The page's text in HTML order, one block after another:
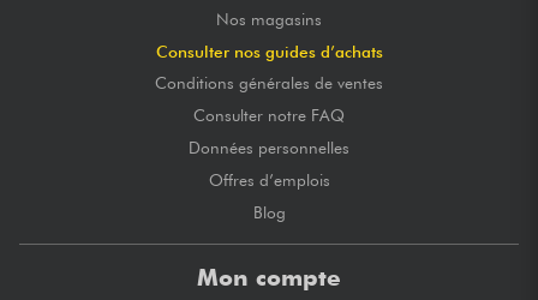
Nos magasins
Consulter nos guides d’achats
Conditions générales de ventes
Consulter notre FAQ
Données personnelles
Offres d’emplois
Blog
Mon compte